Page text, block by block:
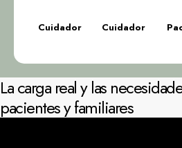
Cuidador Cuidador
La carga real y las
pacientes y familiares